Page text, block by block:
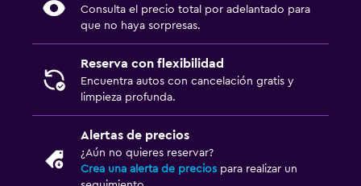
Consulta el precio total por adelantado para
que no haya sorpresas.
Reserva con flexibilidad
Encuentra autos con cancelación gratis y
limpieza profunda.
Alertas de precios
¿Aún no quieres reservar?
Crea una alerta de precios para realizar un